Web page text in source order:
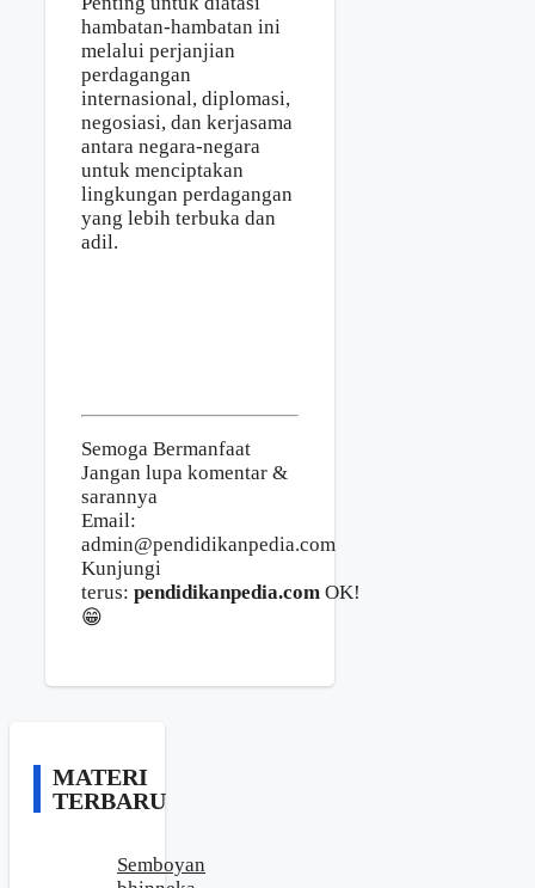
hambatan-hambatan ini
melalui perjanjian
perdagangan
internasional, diplomasi,
negosiasi, dan kerjasama
antara negara-negara
untuk menciptakan
lingkungan perdagangan
yang lebih terbuka dan
adil.
Semoga Bermanfaat
Jangan lupa komentar &
sarannya
Email:
admin@pendidikanpedia.com
Kunjungi
terus: pendidikanpedia.com OK!
😁
MATERI
TERBARU
Semboyan